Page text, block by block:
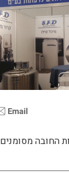
החובה מסומנים